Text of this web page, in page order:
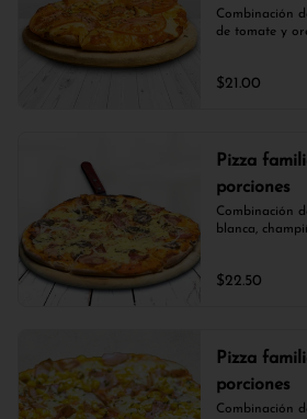
Combinación
de tomate y
$21.00
Pizza
porciones
Combinación
blanca,
$22.50
Pizza
porciones
Combinación